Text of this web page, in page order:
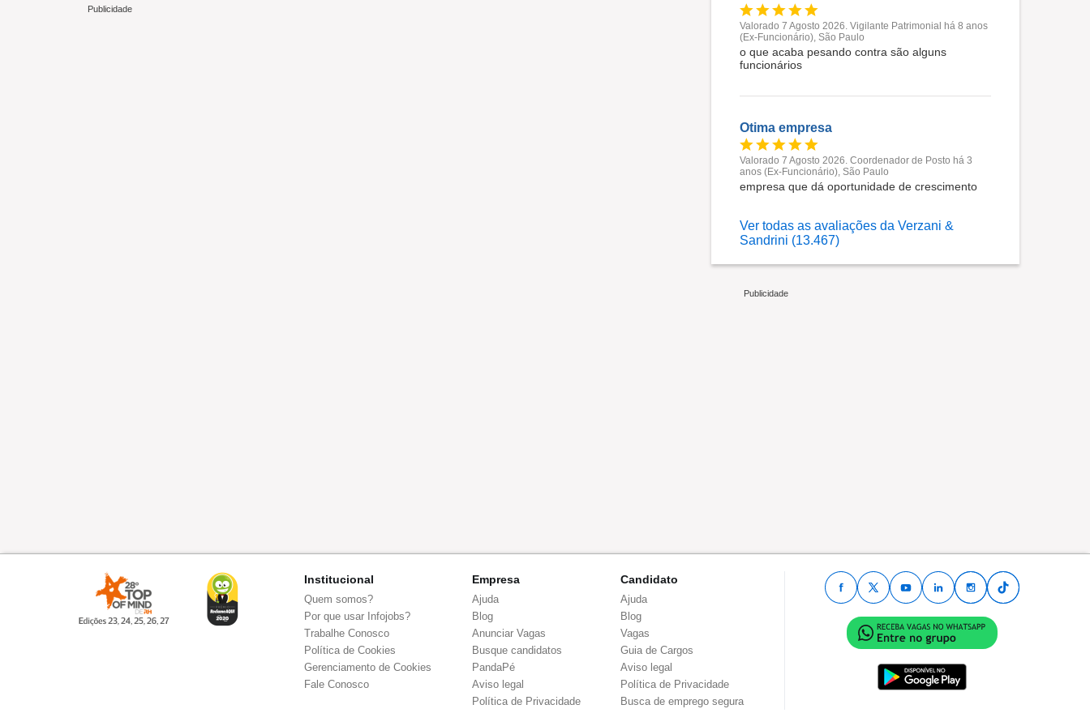
Valorado 7 Agosto 2026. Vigilante Patrimonial há 8 anos
(Ex-Funcionário), São Paulo
o que acaba pesando contra são alguns
funcionários
Otima empresa
Valorado 7 Agosto 2026. Coordenador de Posto há 3
anos (Ex-Funcionário), São Paulo
empresa que dá oportunidade de crescimento
Ver todas as avaliações da Verzani &
Sandrini (13.467)
Institucional
Quem somos?
Por que usar Infojobs?
Trabalhe Conosco
Política de Cookies
Gerenciamento de Cookies
Fale Conosco
Empresa
Ajuda
Blog
Anunciar Vagas
Busque candidatos
PandaPé
Aviso legal
Política de Privacidade
Candidato
Ajuda
Blog
Vagas
Guia de Cargos
Aviso legal
Política de Privacidade
Busca de emprego segura